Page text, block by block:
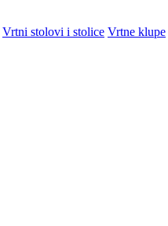
Vrtni stolovi i stolice Vrtne klupe